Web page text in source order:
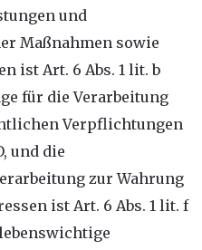
und
Maßnahmen sowie
ist Art. 6 Abs. 1 lit. b
für die Verarbeitung
Verpflichtungen
und die
zur Wahrung
ist Art. 6 Abs. 1 lit. f
lebenswichtige